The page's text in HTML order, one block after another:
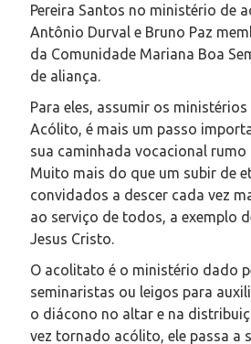
Pereira Santos no ministério de
Antônio Durval e Bruno Paz
da Comunidade Mariana Boa
de aliança.
Para eles, assumir os
Acólito, é mais um passo
sua caminhada vocacional rumo
Muito mais do que um subir de
convidados a descer cada vez
ao serviço de todos, a exemplo
Jesus Cristo.
O acolitato é o ministério dado
seminaristas ou leigos para
o diácono no altar e na
vez tornado acólito, ele passa a